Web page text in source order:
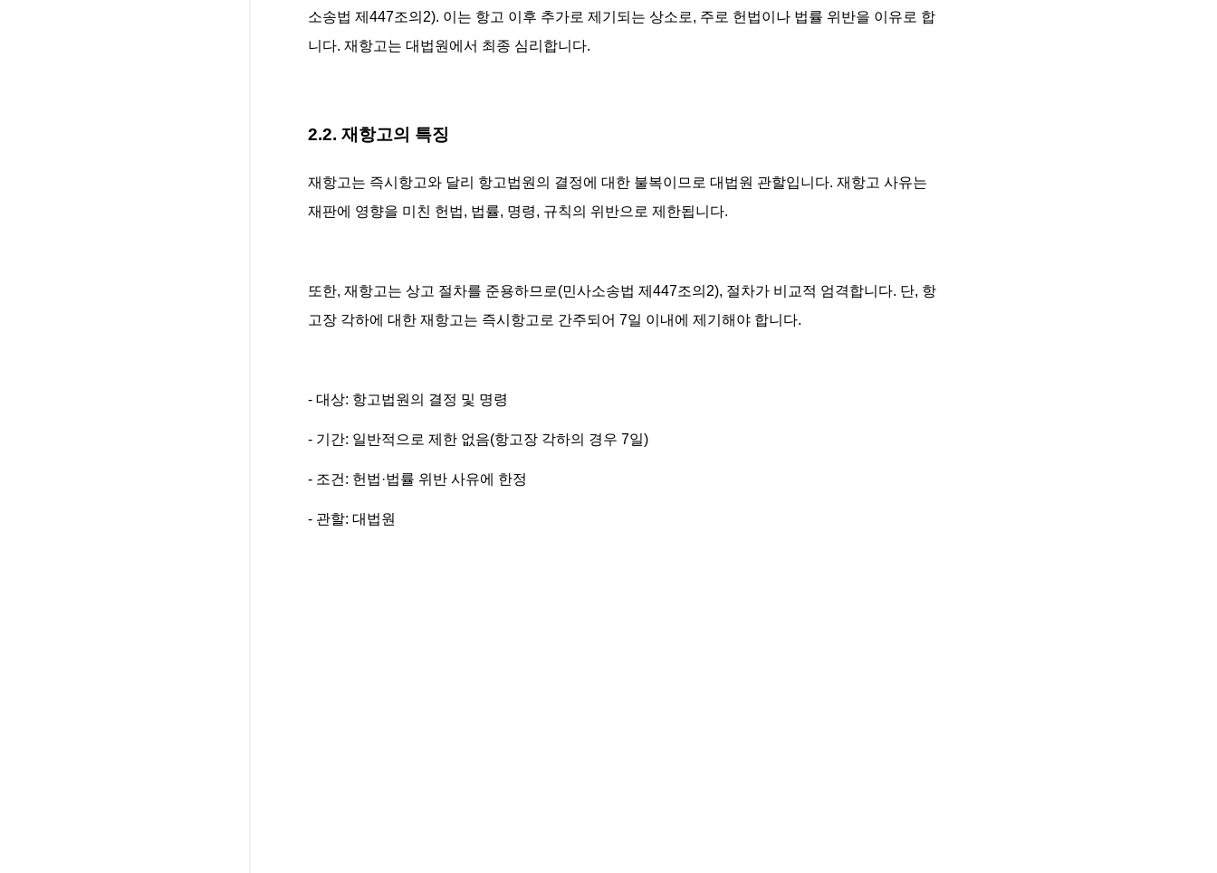
소송법 제447조의2). 이는 항고 이후 추가로 제기되는 상소로, 주로 헌법이나 법률 위반을 이유로 합
니다. 재항고는 대법원에서 최종 심리합니다.
2.2. 재항고의 특징
재항고는 즉시항고와 달리 항고법원의 결정에 대한 불복이므로 대법원 관할입니다. 재항고 사유는
재판에 영향을 미친 헌법, 법률, 명령, 규칙의 위반으로 제한됩니다.
또한, 재항고는 상고 절차를 준용하므로(민사소송법 제447조의2), 절차가 비교적 엄격합니다. 단, 항
고장 각하에 대한 재항고는 즉시항고로 간주되어 7일 이내에 제기해야 합니다.
- 대상: 항고법원의 결정 및 명령
- 기간: 일반적으로 제한 없음(항고장 각하의 경우 7일)
- 조건: 헌법·법률 위반 사유에 한정
- 관할: 대법원